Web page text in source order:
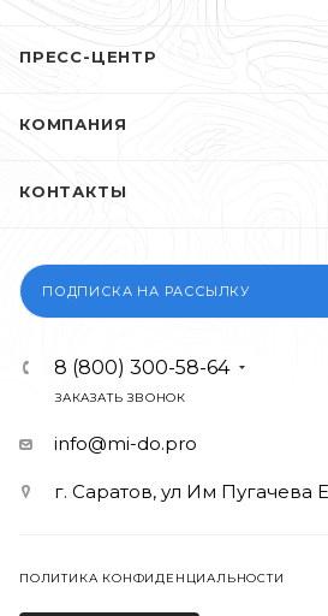
ПРЕСС-ЦЕНТР
КОМПАНИЯ
КОНТАКТЫ
ПОДПИСКА НА РАССЫЛКУ
8 (800) 300-58-64
ЗАКАЗАТЬ ЗВОНОК
info@mi-do.pro
г. Саратов, ул Им Пугачева
ПОЛИТИКА КОНФИДЕНЦИАЛЬНОСТИ